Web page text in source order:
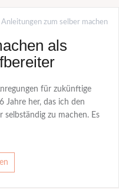
Anleitungen zum selber machen
als
für zukünftige
Jahre her, das ich den
selbständig zu machen. Es